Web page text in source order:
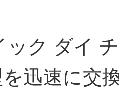
ック ダイ
迅速に交